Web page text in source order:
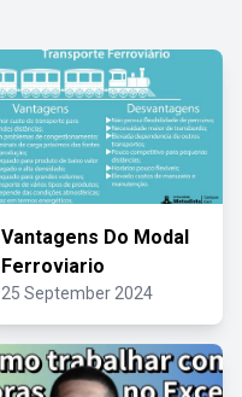
Vantagens Do Modal
Ferroviario
25 September 2024